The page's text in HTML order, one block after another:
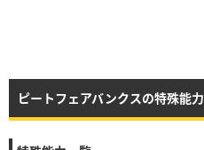
ピートフェアバンクスの特殊能力